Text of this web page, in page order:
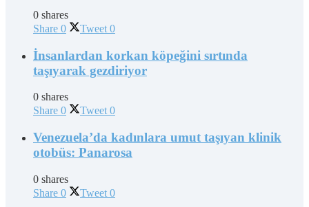
0 shares
Share 0 Tweet 0
İnsanlardan korkan köpeğini sırtında
taşıyarak gezdiriyor
0 shares
Share 0 Tweet 0
Venezuela’da kadınlara umut taşıyan klinik
otobüs: Panarosa
0 shares
Share 0 Tweet 0